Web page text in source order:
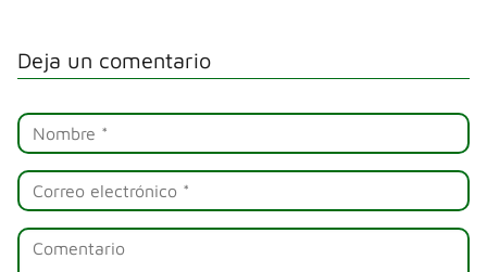
Deja un comentario